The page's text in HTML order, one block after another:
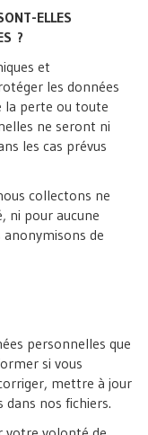
ELLES
?
et
les données
la perte ou toute
ne seront ni
les cas prévus
collectons ne
ni pour aucune
de
personnelles que
si vous
mettre à jour
nos fichiers.